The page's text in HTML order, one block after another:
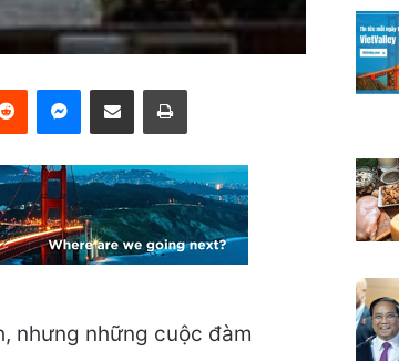
Reddit Messenger
Share via Email Print
nhưng những cuộc đàm